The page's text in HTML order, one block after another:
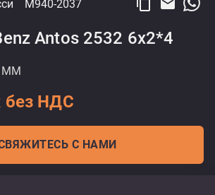
M940-2037 content_copy email
Antos 2532 6x2*4
без НДС
С НАМИ